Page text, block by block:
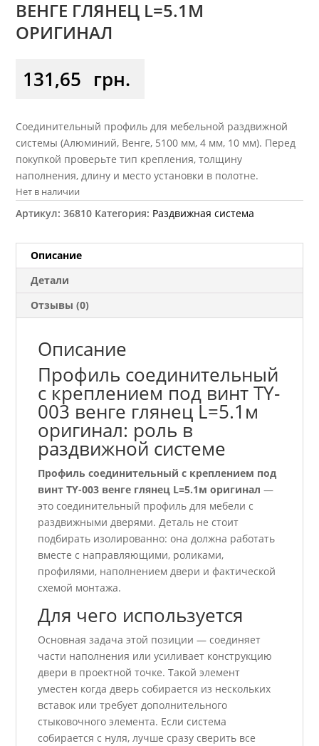
ВЕНГЕ ГЛЯНЕЦ L=5.1М
ОРИГИНАЛ
131,65 грн.
Соединительный профиль для мебельной раздвижной
системы (Алюминий, Венге, 5100 мм, 4 мм, 10 мм). Перед
покупкой проверьте тип крепления, толщину
наполнения, длину и место установки в полотне.
Нет в наличии
Артикул:36810 Категория: Раздвижная система
Описание
Детали
Отзывы (0)
Описание
Профиль соединительный
с креплением под винт TY-
003 венге глянец L=5.1м
оригинал: роль в
раздвижной системе
Профиль соединительный с креплением под
винт TY-003 венге глянец L=5.1м оригинал —
это соединительный профиль для мебели с
раздвижными дверями. Деталь не стоит
подбирать изолированно: она должна работать
вместе с направляющими, роликами,
профилями, наполнением двери и фактической
схемой монтажа.
Для чего используется
Основная задача этой позиции — соединяет
части наполнения или усиливает конструкцию
двери в проектной точке. Такой элемент
уместен когда дверь собирается из нескольких
вставок или требует дополнительного
стыковочного элемента. Если система
собирается с нуля, лучше сразу сверить все